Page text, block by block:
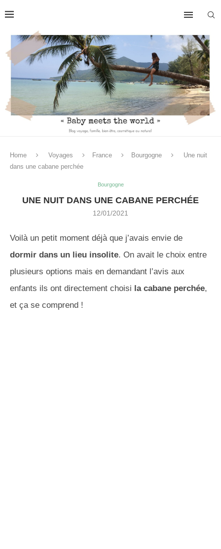
Home Voyages France Bourgogne
Une nuit
dans une cabane perchée
Bourgogne
UNE NUIT DANS UNE CABANE PERCHÉE
12/01/2021
Voilà un petit moment déjà que j’avais envie de
dormir dans un lieu insolite. On avait le choix entre
plusieurs options mais en demandant l’avis aux
enfants ils ont directement choisi la cabane perchée,
et ça se comprend !